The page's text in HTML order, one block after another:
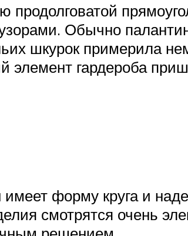
Обычно
шкурок примерила
элемент гардероба
форму круга и
смотрятся очень